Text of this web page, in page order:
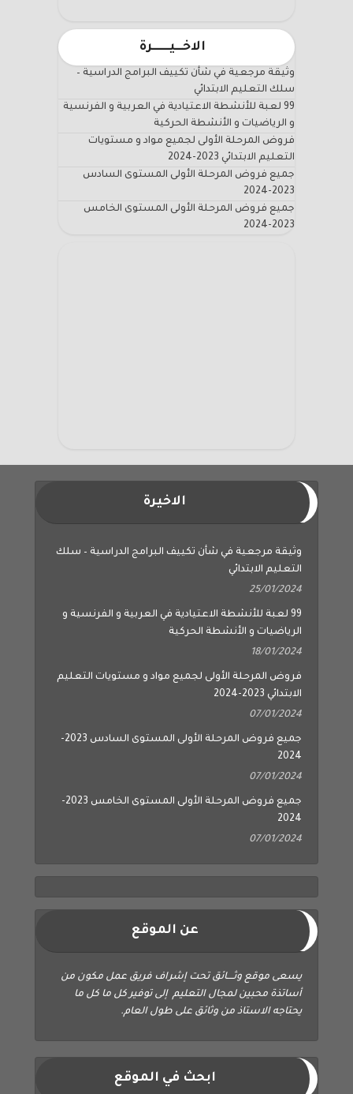
الاخـــيـــــــرة
وثيقة مرجعية في شأن تكييف البرامج الدراسية –
سلك التعليم الابتدائي
99 لعبة للأنشطة الاعتيادية في العربية و الفرنسية
و الرياضيات و الأنشطة الحركية
فروض المرحلة الأولى لجميع مواد و مستويات
التعليم الابتدائي 2023-2024
جميع فروض المرحلة الأولى المستوى السادس
2023-2024
جميع فروض المرحلة الأولى المستوى الخامس
2023-2024
الاخيرة
وثيقة مرجعية في شأن تكييف البرامج الدراسية – سلك
التعليم الابتدائي
25/01/2024
99 لعبة للأنشطة الاعتيادية في العربية و الفرنسية و
الرياضيات و الأنشطة الحركية
18/01/2024
فروض المرحلة الأولى لجميع مواد و مستويات التعليم
الابتدائي 2023-2024
07/01/2024
جميع فروض المرحلة الأولى المستوى السادس 2023-
2024
07/01/2024
جميع فروض المرحلة الأولى المستوى الخامس 2023-
2024
07/01/2024
عن الموقع
يسعى موقع وثــــائق تحت إشراف فريق عمل مكون من
أساتذة محبين لمجال التعليم إلى توفير كل ما كل ما
يحتاجه الاستاذ من وثائق على طول العام.
ابحث في الموقع